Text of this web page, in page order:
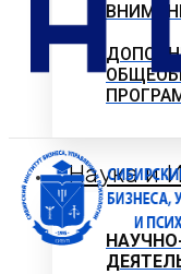
Наука и